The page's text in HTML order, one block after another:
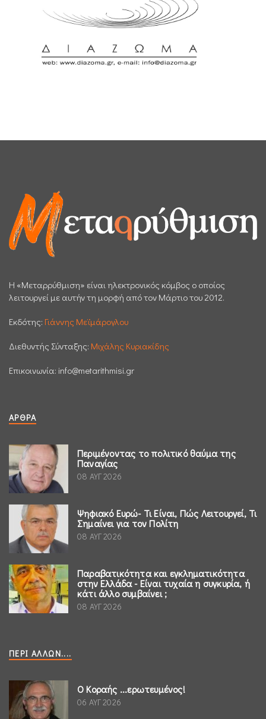
H «Μεταρρύθμιση» είναι ηλεκτρονικός κόμβος ο οποίος
λειτουργεί με αυτήν τη μορφή από τον Μάρτιο του 2012.
Εκδότης: Γιάννης Μεϊμάρογλου
Διεθυντής Σύνταξης: Μιχάλης Κυριακίδης
Επικοινωνία: info@metarithmisi.gr
ΆΡΘΡΑ
Περιμένοντας το πολιτικό θαύμα της
Παναγίας
08 ΑΥΓ 2026
Ψηφιακό Ευρώ- Τι Είναι, Πώς Λειτουργεί, Τι
Σημαίνει για τον Πολίτη
08 ΑΥΓ 2026
Παραβατικότητα και εγκληματικότητα
στην Ελλάδα - Είναι τυχαία η συγκυρία, ή
κάτι άλλο συμβαίνει ;
08 ΑΥΓ 2026
ΠΕΡΊ ΆΛΛΩΝ....
Ο Κοραής ...ερωτευμένος!
06 ΑΥΓ 2026